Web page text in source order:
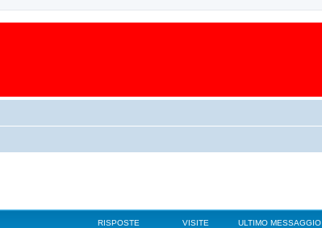
RISPOSTE VISITE ULTIMO MESSAGGIO